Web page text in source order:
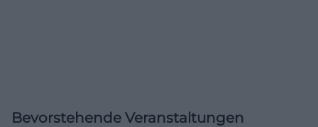
Bevorstehende Veranstaltungen